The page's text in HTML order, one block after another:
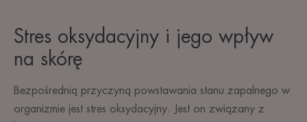
Stres oksydacyjny i jego wpływ
na skórę
Bezpośrednią przyczyną powstawania stanu zapalnego w
organizmie jest stres oksydacyjny. Jest on związany z